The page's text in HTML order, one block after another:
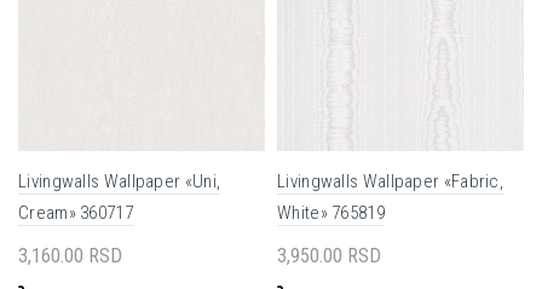
Livingwalls Wallpaper «Uni,
Cream» 360717
3,160.00 RSD
Livingwalls Wallpaper «Fabric,
White» 765819
3,950.00 RSD